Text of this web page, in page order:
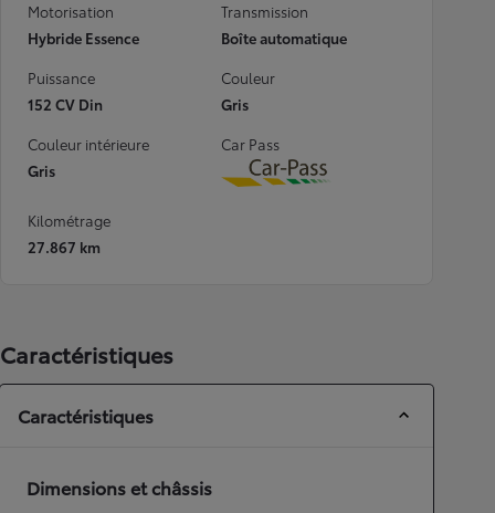
Motorisation
Hybride Essence
Transmission
Boîte automatique
Puissance
152 CV Din
Couleur
Gris
Couleur intérieure
Gris
Car Pass
Download
Kilométrage
27.867 km
Caractéristiques
Caractéristiques
Dimensions et châssis